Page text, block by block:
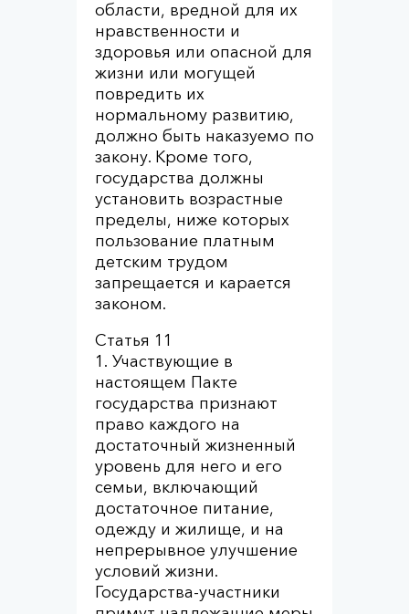
области, вредной для их
нравственности и
здоровья или опасной для
жизни или могущей
повредить их
нормальному развитию,
должно быть наказуемо по
закону. Кроме того,
государства должны
установить возрастные
пределы, ниже которых
пользование платным
детским трудом
запрещается и карается
законом.
Статья 11
1. Участвующие в
настоящем Пакте
государства признают
право каждого на
достаточный жизненный
уровень для него и его
семьи, включающий
достаточное питание,
одежду и жилище, и на
непрерывное улучшение
условий жизни.
Государства-участники